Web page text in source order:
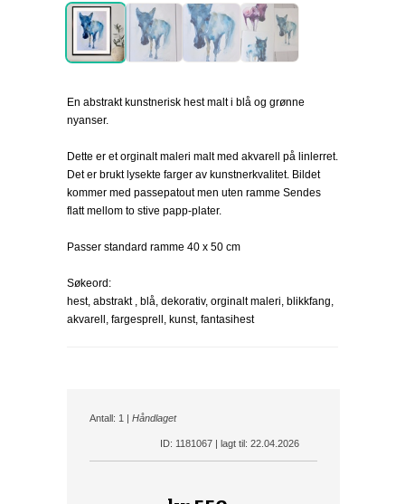
En abstrakt kunstnerisk hest malt i blå og grønne
nyanser.
Dette er et orginalt maleri malt med akvarell på linlerret.
Det er brukt lysekte farger av kunstnerkvalitet. Bildet
kommer med passepatout men uten ramme Sendes
flatt mellom to stive papp-plater.
Passer standard ramme 40 x 50 cm
Søkeord:
hest, abstrakt , blå, dekorativ, orginalt maleri, blikkfang,
akvarell, fargesprell, kunst, fantasihest
Antall: 1 | Håndlaget
ID: 1181067 | lagt til: 22.04.2026